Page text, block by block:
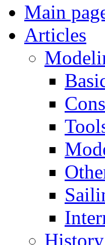
Main
Articles
History